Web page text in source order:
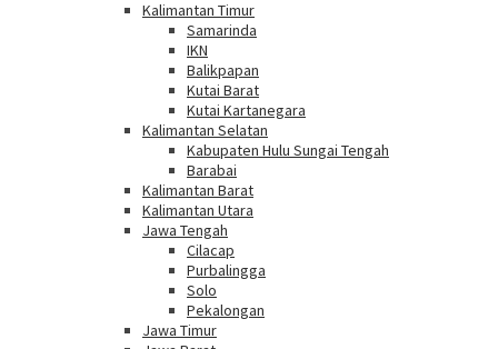
Kalimantan Timur
Samarinda
IKN
Balikpapan
Kutai Barat
Kutai Kartanegara
Kalimantan Selatan
Kabupaten Hulu Sungai Tengah
Barabai
Kalimantan Barat
Kalimantan Utara
Jawa Tengah
Cilacap
Purbalingga
Solo
Pekalongan
Jawa Timur